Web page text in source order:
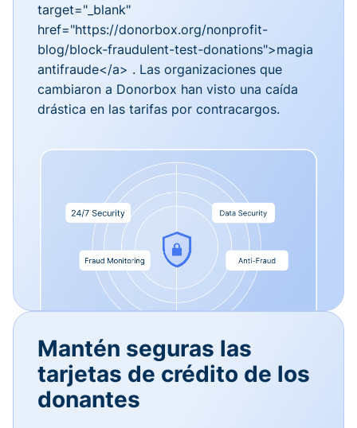
target="_blank"
href="https://donorbox.org/nonprofit-
blog/block-fraudulent-test-donations">magia
antifraude</a> . Las organizaciones que
cambiaron a Donorbox han visto una caída
drástica en las tarifas por contracargos.
Mantén seguras las
tarjetas de crédito de los
donantes